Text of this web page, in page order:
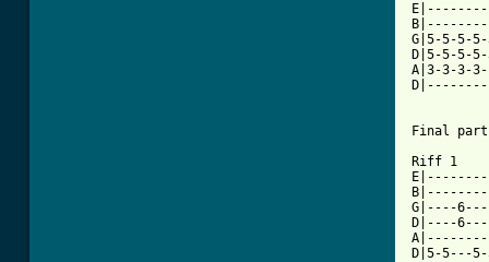
G|5-5-5-
D|5-5-5-
A|3-3-3-
Final part
Riff 1
G|----
D|----
D|5-5---